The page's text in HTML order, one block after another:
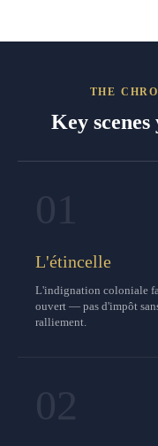
THE
Key
L'étincelle
L'indignation coloniale
ouvert — pas d'impôt
ralliement.